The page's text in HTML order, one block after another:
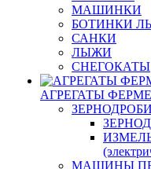
МАШИНКИ
БОТИНКИ
САНКИ
ЛЫЖИ
СНЕГОКАТЫ
АГРЕГАТЫ
МАШИНЫ